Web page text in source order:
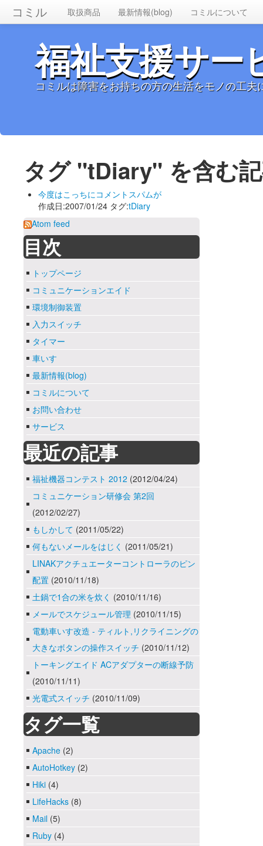
コミル 取扱商品 最新情報(blog) コミルについて
福祉支援サ
コミルは障害をお持ちの方の生活をモノの工
タグ "tDiary" を含む
今度はこっちにコメントスパムが
作成日:2007/01/24 タグ:tDiary
Atom feed
目次
トップページ
コミュニケーションエイド
環境制御装置
入力スイッチ
タイマー
車いす
最新情報(blog)
コミルについて
お問い合わせ
サービス
最近の記事
福祉機器コンテスト 2012 (2012/04/24)
コミュニケーション研修会 第2回
(2012/02/27)
もしかして (2011/05/22)
何もないメールをはじく (2011/05/21)
LINAKアクチュエーターコントローラのピン
配置 (2010/11/18)
土鍋で1合の米を炊く (2010/11/16)
メールでスケジュール管理 (2010/11/15)
電動車いす改造 - ティルト,リクライニングの
大きなボタンの操作スイッチ (2010/11/12)
トーキングエイド ACアダプターの断線予防
(2010/11/11)
光電式スイッチ (2010/11/09)
タグ一覧
Apache (2)
AutoHotkey (2)
Hiki (4)
LifeHacks (8)
Mail (5)
Ruby (4)